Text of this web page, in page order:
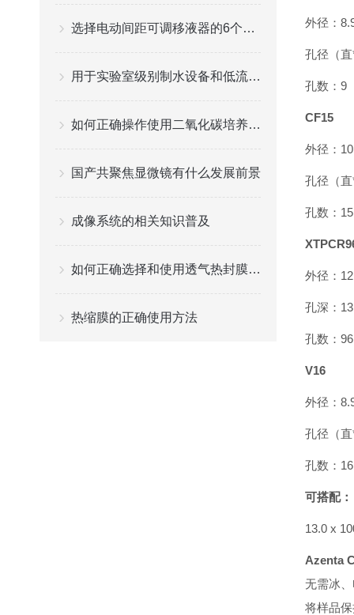
选择电动间距可调移液器的6个理由
用于实验室级别制水设备和低流量用水模块CEDI
如何正确操作使用二氧化碳培养箱？
国产共聚焦显微镜有什么发展前景
成像系统的相关知识普及
如何正确选择和使用透气热封膜进行细胞培养
热缩膜的正确使用方法
外径
孔径
孔数：9
CF15
外径：
孔径
孔数：15
外径：
孔
孔数：96
V16
外径
孔径
孔数：16
可搭配：
13.0 x
Azenta
无需冰
将样品